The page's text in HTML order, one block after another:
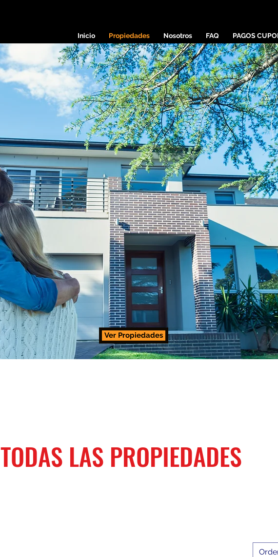
Inicio Propiedades Nosotros FAQ PAGOS
Ver Propiedades
TODAS LAS PROPIEDADES